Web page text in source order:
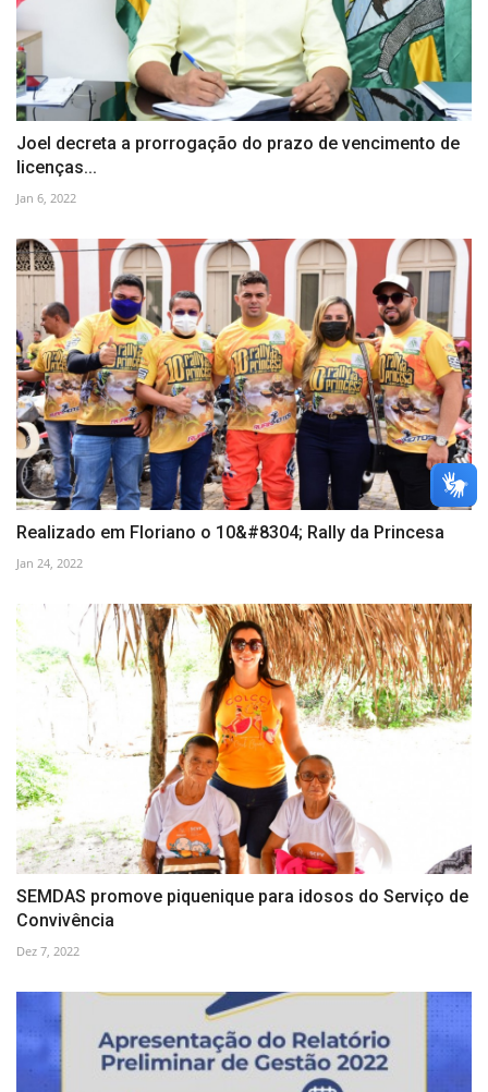
Joel decreta a prorrogação do prazo de vencimento de
licenças...
Jan 6, 2022
Realizado em Floriano o 10&#8304; Rally da Princesa
Jan 24, 2022
SEMDAS promove piquenique para idosos do Serviço de
Convivência
Dez 7, 2022